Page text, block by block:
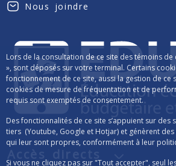
Lors de la consultation de ce site des témoins
», sont déposés sur votre terminal. Certains
fonctionnement de ce site, aussi la gestion de ce
cookies de mesure de fréquentation et de
requis sont exemptés de consentement.
Des fonctionnalités de ce site s’appuient sur
tiers (Youtube, Google et Hotjar) et génèrent
qui leur sont propres, conformément à leur
Si vous ne cliquez pas sur "Tout accepter", seul
Nous joindre